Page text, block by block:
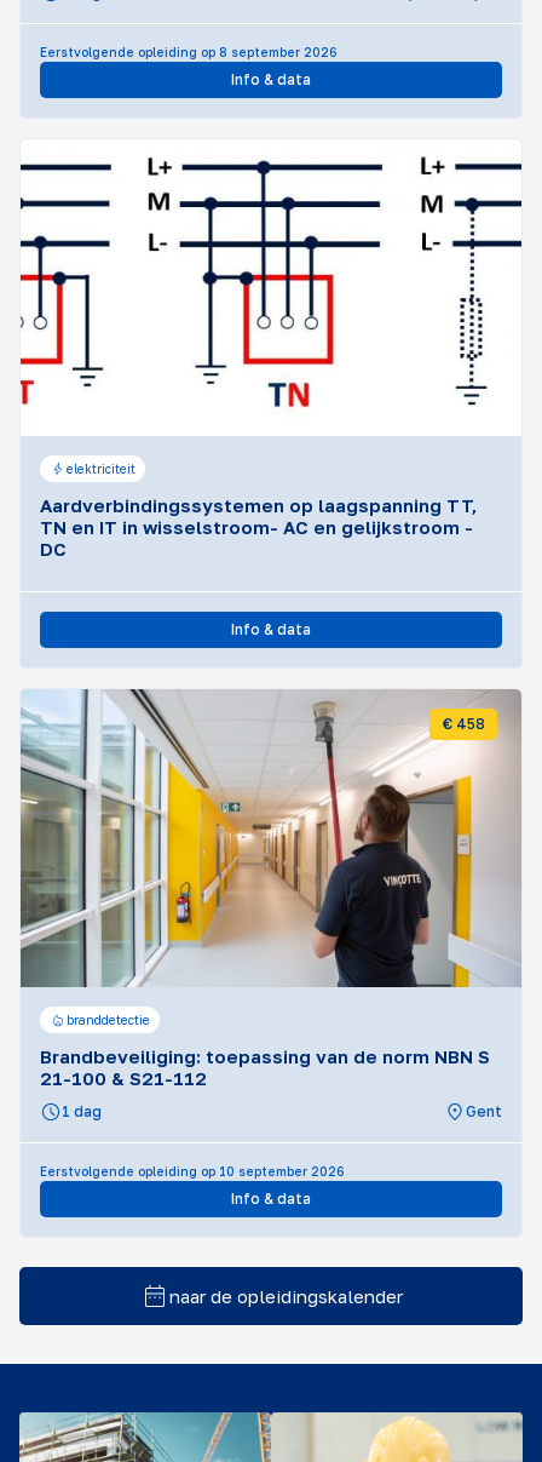
Eerstvolgende opleiding op 8 september 2026
Info & data
elektriciteit
Aardverbindingssystemen op laagspanning TT,
TN en IT in wisselstroom- AC en gelijkstroom -
DC
Info & data
€ 458
branddetectie
Brandbeveiliging: toepassing van de norm NBN S
21-100 & S21-112
1 dag Gent
Eerstvolgende opleiding op 10 september 2026
Info & data
naar de opleidingskalender